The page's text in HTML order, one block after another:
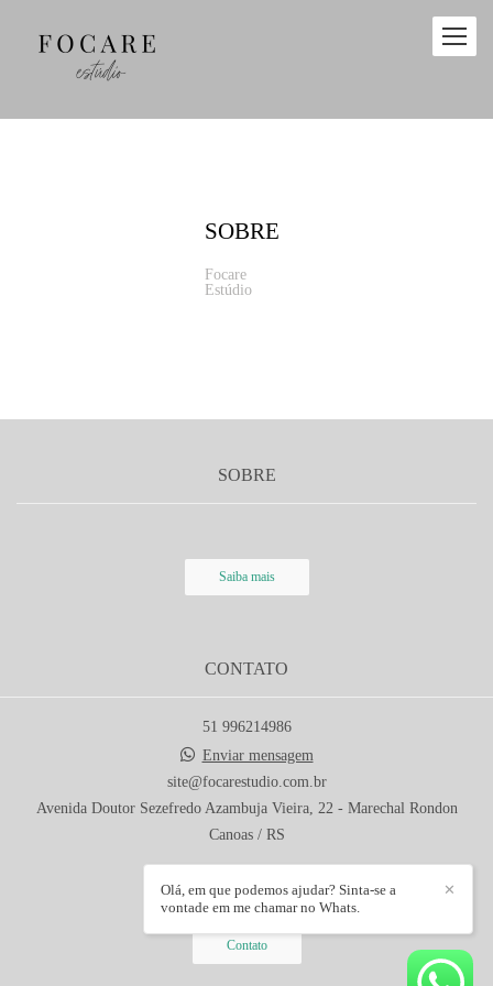
SOBRE
Focare
Estúdio
SOBRE
Saiba mais
CONTATO
51 996214986
Enviar mensagem
site@focarestudio.com.br
Avenida Doutor Sezefredo Azambuja Vieira, 22 - Marechal Rondon
Canoas / RS
Contato
✕
Olá, em que podemos ajudar? Sinta-se a
vontade em me chamar no Whats.